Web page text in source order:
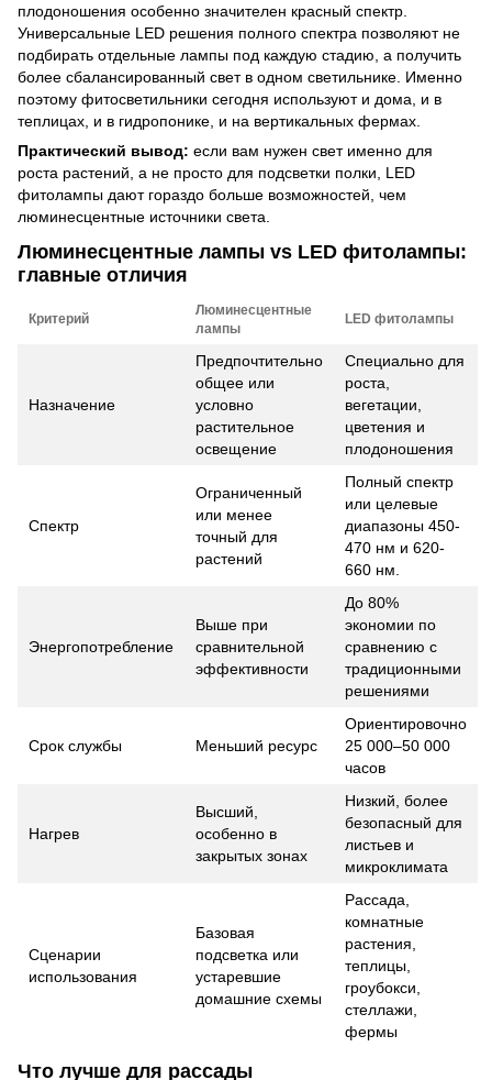
плодоношения особенно значителен красный спектр.
Универсальные LED решения полного спектра позволяют не
подбирать отдельные лампы под каждую стадию, а получить
более сбалансированный свет в одном светильнике. Именно
поэтому фитосветильники сегодня используют и дома, и в
теплицах, и в гидропонике, и на вертикальных фермах.
Практический вывод: если вам нужен свет именно для
роста растений, а не просто для подсветки полки, LED
фитолампы дают гораздо больше возможностей, чем
люминесцентные источники света.
Люминесцентные лампы vs LED фитолампы:
главные отличия
Критерий
Люминесцентные
лампы
LED фитолампы
Назначение
Предпочтительно
общее или
условно
растительное
освещение
Специально для
роста,
вегетации,
цветения и
плодоношения
Спектр
Ограниченный
или менее
точный для
растений
Полный спектр
или целевые
диапазоны 450-
470 нм и 620-
660 нм.
Энергопотребление
Выше при
сравнительной
эффективности
До 80%
экономии по
сравнению с
традиционными
решениями
Срок службы Меньший ресурс
Ориентировочно
25 000–50 000
часов
Нагрев
Высший,
особенно в
закрытых зонах
Низкий, более
безопасный для
листьев и
микроклимата
Сценарии
использования
Базовая
подсветка или
устаревшие
домашние схемы
Рассада,
комнатные
растения,
теплицы,
гроубокси,
стеллажи,
фермы
Что лучше для рассады